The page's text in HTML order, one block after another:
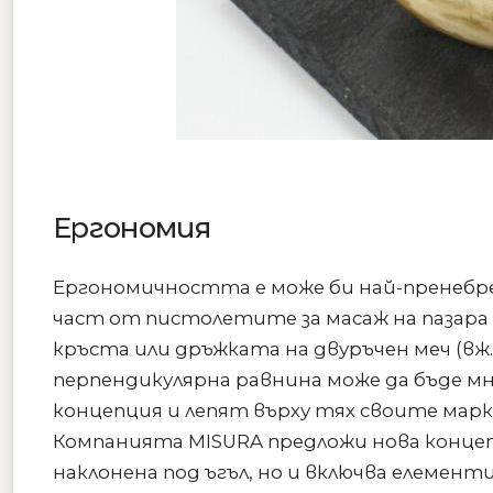
Ергономия
Ергономичността е може би най-
част от пистолетите за масаж на
кръста или дръжката на двуръчен меч
перпендикулярна равнина може да бъде
концепция и лепят върху тях своите
Компанията MISURA предложи нова
наклонена под ъгъл, но и включва